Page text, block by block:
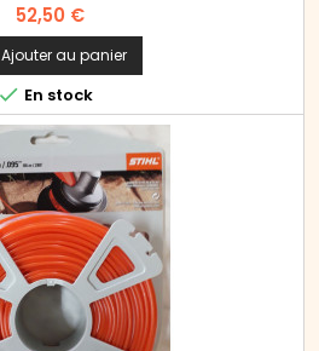
Prix
52,50 €
Ajouter au panier
 En stock